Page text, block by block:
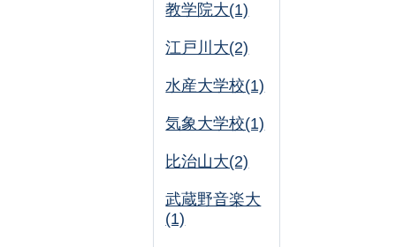
教学院大(1)
江戸川大(2)
水産大学校(1)
気象大学校(1)
比治山大(2)
武蔵野音楽大
(1)